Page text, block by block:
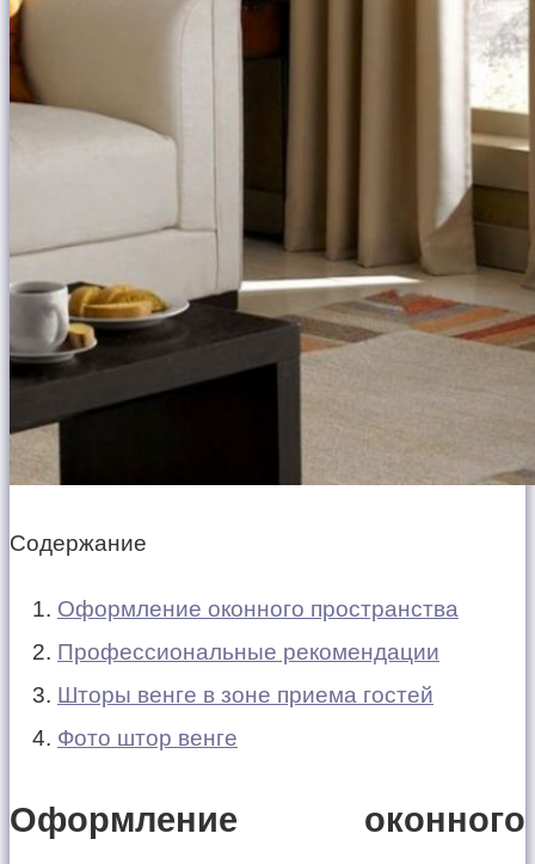
Содержание
Оформление оконного пространства
Профессиональные рекомендации
Шторы венге в зоне приема гостей
Фото штор венге
Оформление оконного